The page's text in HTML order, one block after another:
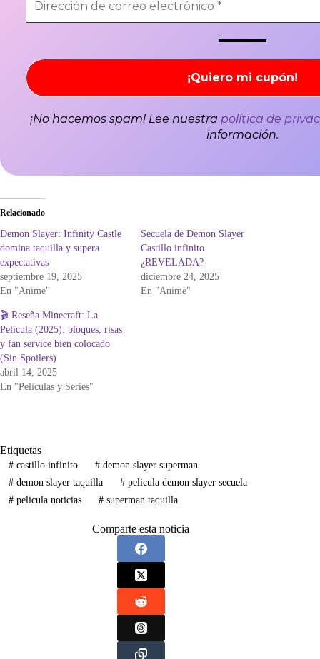
¡No hacemos spam! Lee nuestra política de
información.
Relacionado
Demon Slayer: Infinity Castle
domina taquilla y supera
expectativas
septiembre 19, 2025
En "Anime"
Secuela de Demon Slayer
Castillo infinito
¿REVELADA?
diciembre 24, 2025
En "Anime"
🎬 Reseña Minecraft: La
Película (2025): bloques, risas
y fan service bien colocado
(Sin Spoilers)
abril 14, 2025
En "Películas y Series"
Etiquetas
#castillo infinito #demon slayer superman
#demon slayer taquilla #pelicula demon slayer secuela
#pelicula noticias #superman taquilla
Comparte esta noticia